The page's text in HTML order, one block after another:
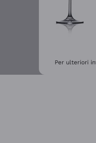
Per ulteriori